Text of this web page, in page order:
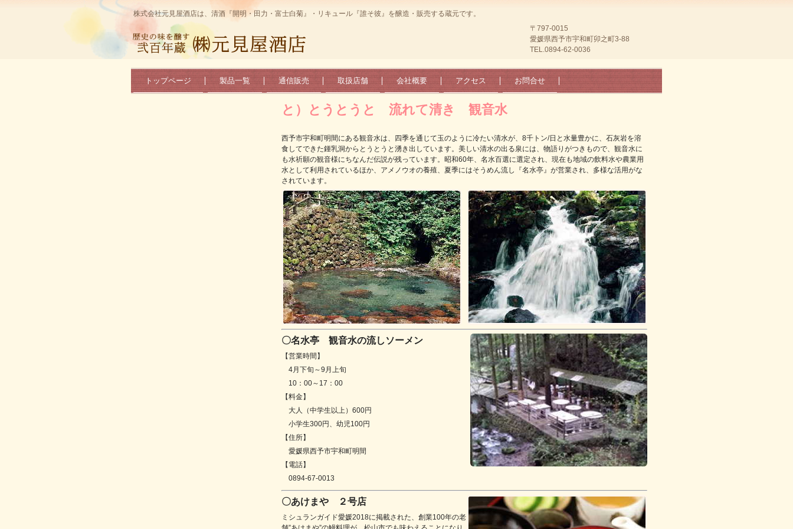
株式会社元見屋酒店は、清酒『開明・田力・富士白菊』・リキュール『誰そ彼』を醸造・販売する蔵元です。
〒797-0015
愛媛県西予市宇和町卯之町3-88
TEL.0894-62-0036
トップページ 製品一覧 通信販売 取扱店舗 会社概要 アクセス お問合せ
と）とうとうと 流れて清き 観音水
西予市宇和町明間にある観音水は、四季を通じて玉のように冷たい清水が、8千トン/日と水量豊かに、石灰岩を溶
食してできた鍾乳洞からとうとうと湧き出しています。美しい清水の出る泉には、物語りがつきもので、観音水に
も水祈願の観音様にちなんだ伝説が残っています。昭和60年、名水百選に選定され、現在も地域の飲料水や農業用
水として利用されているほか、アメノウオの養殖、夏季にはそうめん流し『名水亭』が営業され、多様な活用がな
されています。
〇名水亭 観音水の流しソーメン
【営業時間】
4月下旬～9月上旬
10：00～17：00
【料金】
大人（中学生以上）600円
小学生300円、幼児100円
【住所】
愛媛県西予市宇和町明間
【電話】
0894-67-0013
〇あけまや ２号店
ミシュランガイド愛媛2018に掲載された、創業100年の老